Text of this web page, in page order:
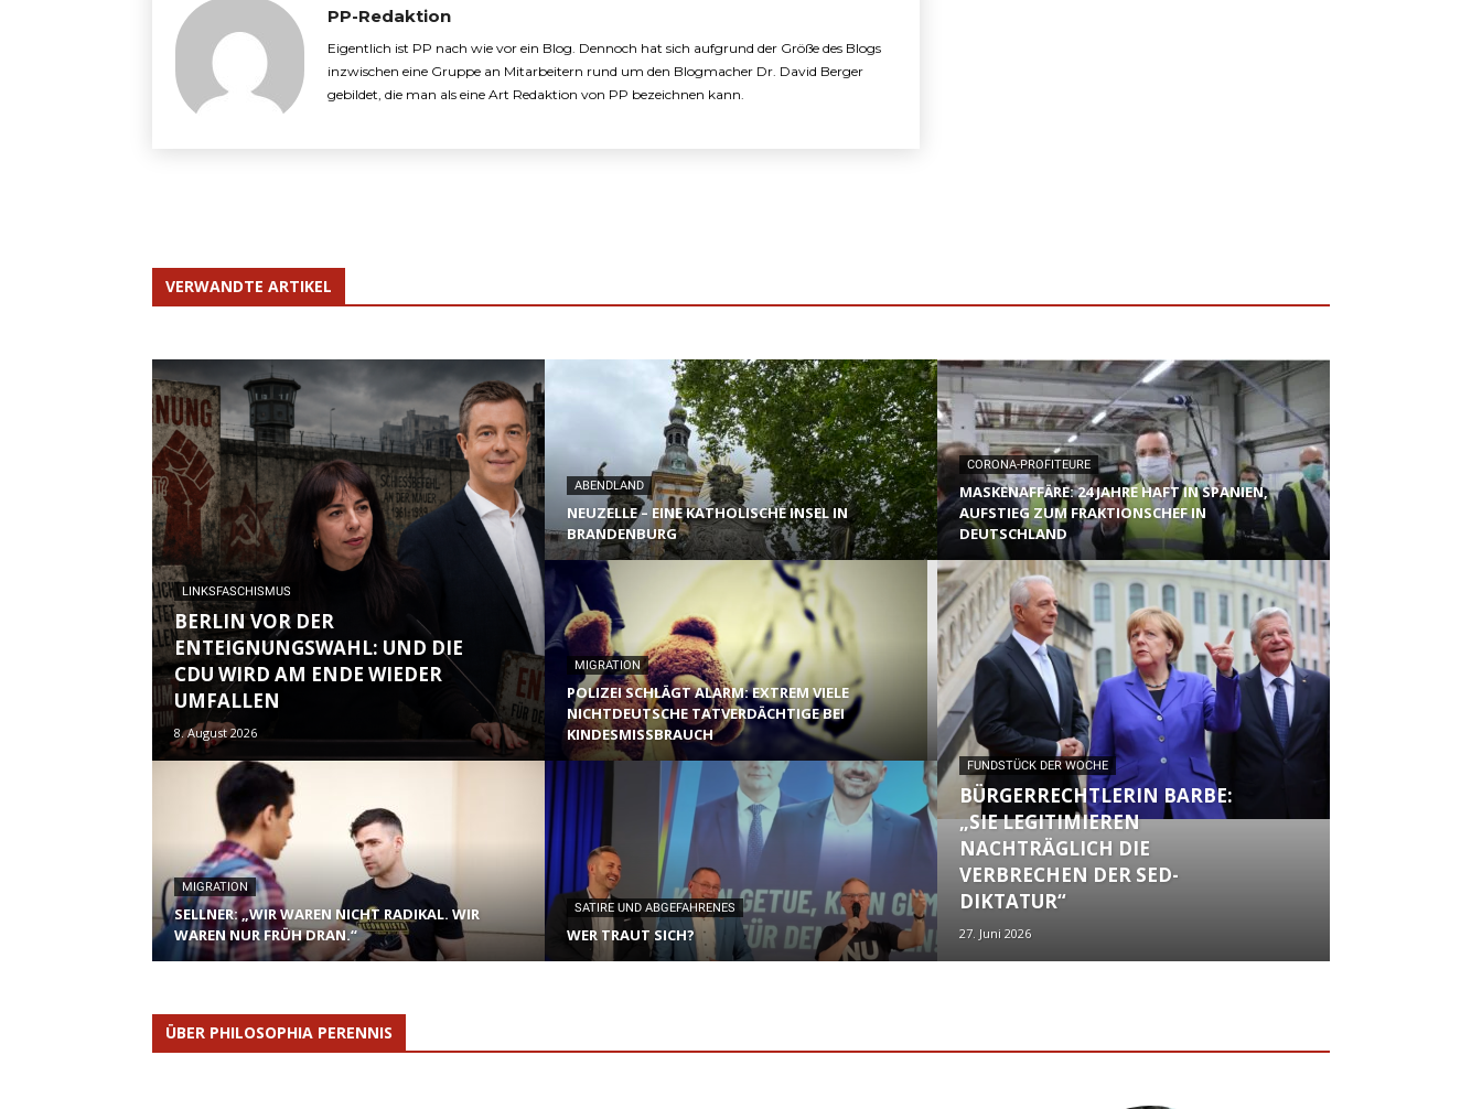
PP-Redaktion
Eigentlich ist PP nach wie vor ein Blog. Dennoch hat sich aufgrund der Größe des Blogs
inzwischen eine Gruppe an Mitarbeitern rund um den Blogmacher Dr. David Berger
gebildet, die man als eine Art Redaktion von PP bezeichnen kann.
VERWANDTE ARTIKEL
LINKSFASCHISMUS
BERLIN VOR DER
ENTEIGNUNGSWAHL: UND DIE
CDU WIRD AM ENDE WIEDER
UMFALLEN
8. August 2026
MIGRATION
SELLNER: „WIR WAREN NICHT RADIKAL. WIR
WAREN NUR FRÜH DRAN.“
ABENDLAND
NEUZELLE – EINE KATHOLISCHE INSEL IN
BRANDENBURG
MIGRATION
POLIZEI SCHLÄGT ALARM: EXTREM VIELE
NICHTDEUTSCHE TATVERDÄCHTIGE BEI
KINDESMISSBRAUCH
SATIRE UND ABGEFAHRENES
WER TRAUT SICH?
CORONA-PROFITEURE
MASKENAFFÄRE: 24 JAHRE HAFT IN SPANIEN,
AUFSTIEG ZUM FRAKTIONSCHEF IN
DEUTSCHLAND
FUNDSTÜCK DER WOCHE
BÜRGERRECHTLERIN BARBE:
„SIE LEGITIMIEREN
NACHTRÄGLICH DIE
VERBRECHEN DER SED-
DIKTATUR“
27. Juni 2026
ÜBER PHILOSOPHIA PERENNIS